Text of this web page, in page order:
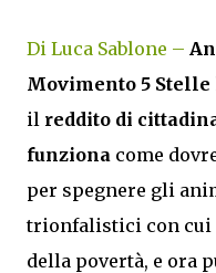
Di Luca Sablone –
Movimento 5
il reddito di
funziona come
per spegnere gli
trionfalistici con cui
della povertà, e ora